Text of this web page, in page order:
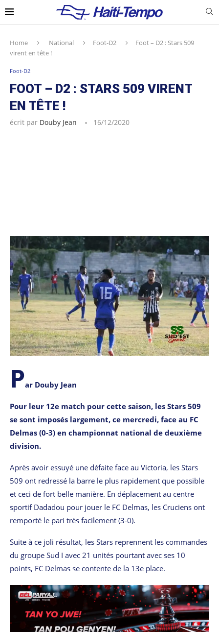
Home National Foot-D2
Foot – D2 : Stars 509
virent en tête !
Foot-D2
FOOT – D2 : STARS 509 VIRENT
EN TÊTE !
écrit par Douby Jean 16/12/2020
Par Douby Jean
Pour leur 12e match pour cette saison, les Stars 509
se sont imposés largement, ce mercredi, face au FC
Delmas (0-3) en championnat national de deuxième
division.
Après avoir essuyé une défaite face au Victoria, les Stars
509 ont redressé la barre le plus rapidement que possible
et ceci de fort belle manière. En déplacement au centre
sportif Dadadou pour jouer le FC Delmas, les Cruciens ont
remporté le pari très facilement (3-0).
Suite à ce joli résultat, les Stars reprennent les commandes
du groupe Sud I avec 21 unités pourtant avec ses 10
points, FC Delmas se contente de la 13e place.